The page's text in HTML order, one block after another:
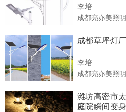
李培
成都亮亦美照
成都草坪灯
李培
成都亮亦美照
潍坊高密市
庭院瞬间变